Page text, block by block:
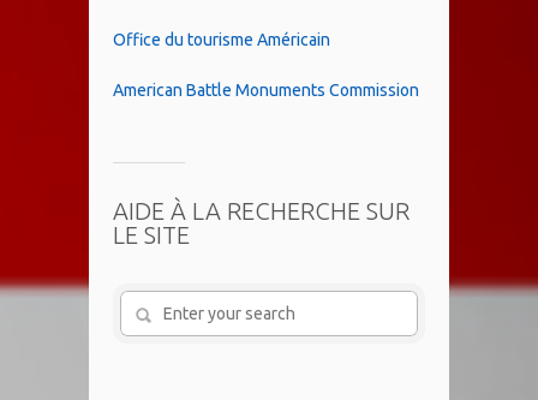
Office du tourisme Américain
American Battle Monuments Commission
AIDE À LA RECHERCHE SUR
LE SITE